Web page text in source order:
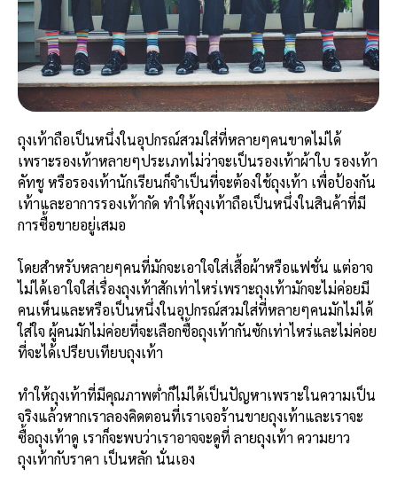
ถุงเท้าถือเป็นหนึ่งในอุปกรณ์สวมใส่ที่หลายๆคนขาดไม่ได้
เพราะรองเท้าหลายๆประเภทไม่ว่าจะเป็นรองเท้าผ้าใบ รองเท้า
คัทชู หรือรองเท้านักเรียนก็จำเป็นที่จะต้องใช้ถุงเท้า เพื่อป้องกัน
เท้าและอาการรองเท้ากัด ทำให้ถุงเท้าถือเป็นหนึ่งในสินค้าที่มี
การซื้อขายอยู่เสมอ
โดยสำหรับหลายๆคนที่มักจะเอาใจใส่เสื้อผ้าหรือแฟชั่น แต่อาจ
ไม่ได้เอาใจใส่เรื่องถุงเท้าสักเท่าไหร่เพราะถุงเท้ามักจะไม่ค่อยมี
คนเห็นและหรือเป็นหนึ่งในอุปกรณ์สวมใส่ที่หลายๆคนมักไม่ได้
ใส่ใจ ผู้คนมักไม่ค่อยที่จะเลือกซื้อถุงเท้ากันซักเท่าไหร่และไม่ค่อย
ที่จะได้เปรียบเทียบถุงเท้า
ทำให้ถุงเท้าที่มีคุณภาพต่ำก็ไม่ได้เป็นปัญหาเพราะในความเป็น
จริงแล้วหากเราลองคิดตอนที่เราเจอร้านขายถุงเท้าและเราจะ
ซื้อถุงเท้าดู เราก็จะพบว่าเราอาจจะดูที่ ลายถุงเท้า ความยาว
ถุงเท้ากับราคา เป็นหลัก นั่นเอง